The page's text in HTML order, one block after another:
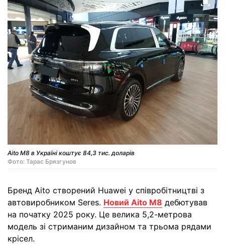
Aito M8 в Україні коштує 84,3 тис. доларів
Фото: Тарас Брязгунов
Бренд Aito створений Huawei у співробітництві з
автовиробником Seres. Новий Aito M8 дебютував
на початку 2025 року. Це велика 5,2-метрова
модель зі стриманим дизайном та трьома рядами
крісел.